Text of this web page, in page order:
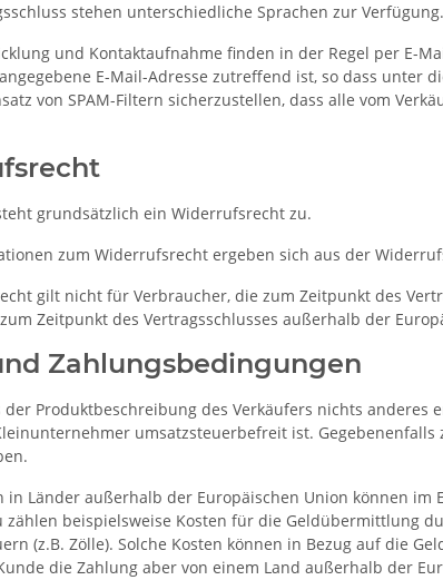
stehen unterschiedliche Sprachen zur
und Kontaktaufnahme finden in der Regel per E-
E-Mail-Adresse zutreffend ist, so dass unter
von SPAM-Filtern sicherzustellen, dass alle vom
grundsätzlich ein Widerrufsrecht zu.
zum Widerrufsrecht ergeben sich aus der
gilt nicht für Verbraucher, die zum Zeitpunkt des
Zeitpunkt des Vertragsschlusses außerhalb der
Zahlungsbedingungen
der Produktbeschreibung des Verkäufers nichts
umsatzsteuerbefreit ist.
in Länder außerhalb der Europäischen Union können
zählen beispielsweise Kosten für die Geldübermittlung
(z.B. Zölle). Solche Kosten können in Bezug auf die
die Zahlung aber von einem Land außerhalb der